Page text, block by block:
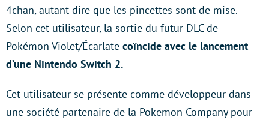
4chan, autant dire que les pincettes sont de mise.
Selon cet utilisateur, la sortie du futur DLC de
Pokémon Violet/Écarlate coïncide avec le lancement
d’une Nintendo Switch 2.
Cet utilisateur se présente comme développeur dans
une société partenaire de la Pokemon Company pour